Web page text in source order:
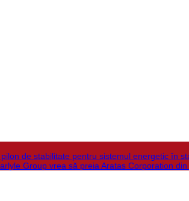
de stabilitate pentru sistemul energetic în
Group vrea să preia Aratas Corporation din